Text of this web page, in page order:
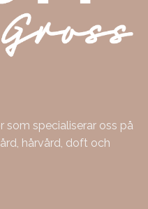
som specialiserar oss på
hårvård, doft och